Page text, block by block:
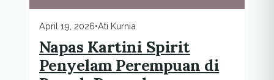
April 19, 2026•Ati Kurnia
Napas Kartini Spirit
Penyelam Perempuan di